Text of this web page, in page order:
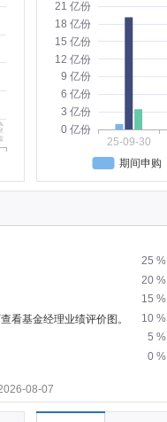
0 亿份
3 亿份
6 亿份
9 亿份
12 亿份
15 亿份
18 亿份
21 亿份
25-09-30
期间申购
看基金经理业绩评价图。
0 %
5 %
10 %
15 %
20 %
25 %
08-07